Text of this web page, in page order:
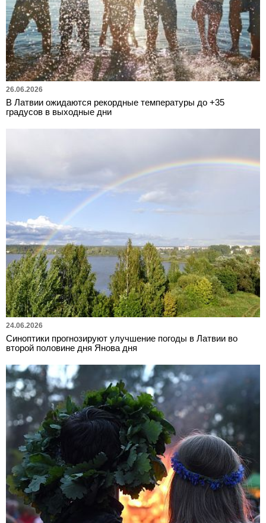
26.06.2026
В Латвии ожидаются рекордные температуры до +35
градусов в выходные дни
24.06.2026
Синоптики прогнозируют улучшение погоды в Латвии во
второй половине дня Янова дня